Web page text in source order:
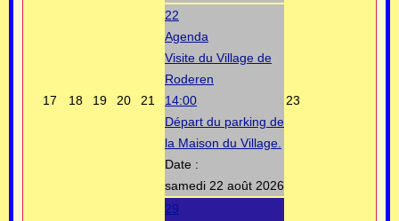
17 18 19 20 21
22
Agenda
Visite du Village de
Roderen
14:00
Départ du parking de
la Maison du Village.
Date :
samedi 22 août 2026
23
29